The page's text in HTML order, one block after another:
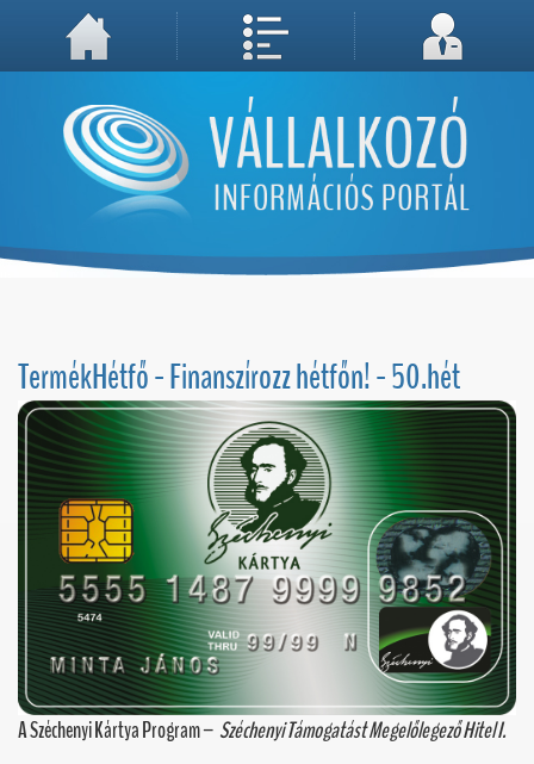
A weboldal használatával Ön elfogadja, hogy Cookie-kat (sütiket) tároljunk számítógépén. A sütik a weboldal megfelelő működéséhez
Megértettem, folytatás...
TermékHétfő - Finanszírozz hétfőn! - 50.hét
A Széchenyi Kártya Program – Széchenyi Támogatást Megelőlegező Hitel I.